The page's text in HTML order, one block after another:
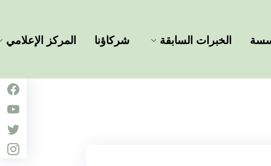
الخبرات السابقة شركاؤنا المركز الإعلامي